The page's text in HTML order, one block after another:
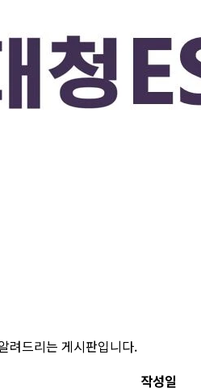
려드리는 게시판입니다.
작성일